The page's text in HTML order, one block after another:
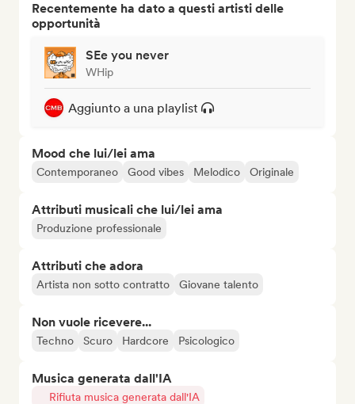
Recentemente ha dato a questi artisti delle
opportunità
SEe you never
WHip
Aggiunto a una playlist
Mood che lui/lei ama
Contemporaneo Good vibes Melodico Originale
Attributi musicali che lui/lei ama
Produzione professionale
Attributi che adora
Artista non sotto contratto Giovane talento
Non vuole ricevere...
Techno Scuro Hardcore Psicologico
Musica generata dall'IA
Rifiuta musica generata dall'IA